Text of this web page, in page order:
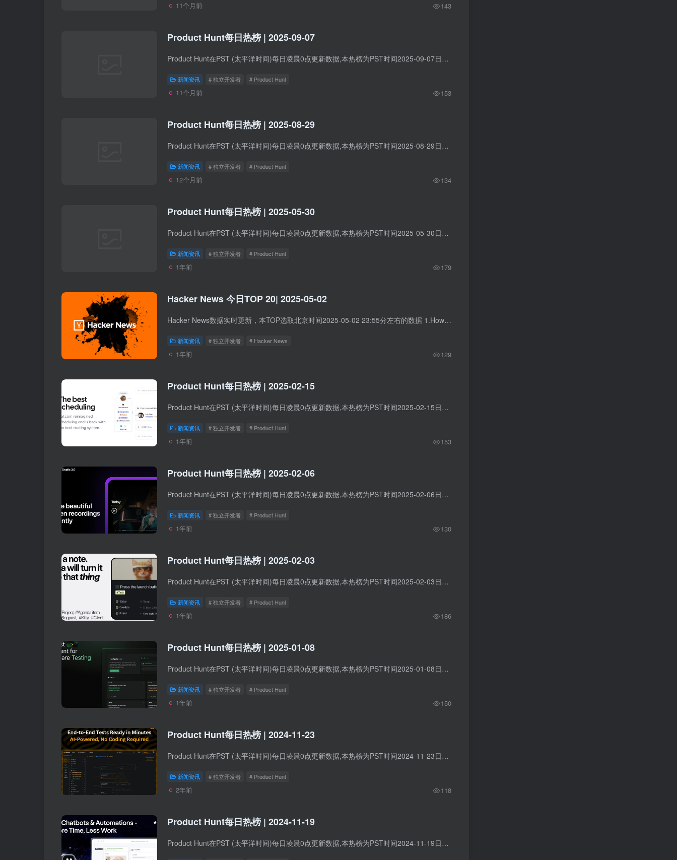
11个月前 143
Product Hunt每日热榜 | 2025-09-07
Product Hunt在PST (太平洋时间)每日凌晨0点更新数据,本热榜为PST时间2025-09-07日的数据。 1. Uxia 标语：用AI在几秒内验证您的用户流程UX与UI 介绍：Uxia让各种规模的设计和产品团队都能轻松...
新闻资讯 # 独立开发者 # Product Hunt
11个月前 153
Product Hunt每日热榜 | 2025-08-29
Product Hunt在PST (太平洋时间)每日凌晨0点更新数据,本热榜为PST时间2025-08-29日的数据。 1. Surf 标语：AI驱动的加密货币洞察与交易一体化平台 介绍：认识一下Surf——这是一款专业的AI助手...
新闻资讯 # 独立开发者 # Product Hunt
12个月前 134
Product Hunt每日热榜 | 2025-05-30
Product Hunt在PST (太平洋时间)每日凌晨0点更新数据,本热榜为PST时间2025-05-30日的数据。 1. Perplexity Labs 标语：让你的项目以前所未有的速度落地 介绍：Perplexity实验室能帮你搞定各种工...
新闻资讯 # 独立开发者 # Product Hunt
1年前 179
Hacker News 今日TOP 20| 2025-05-02
Hacker News数据实时更新，本TOP选取北京时间2025-05-02 23:55分左右的数据 1.How to live an intellectually rich life 中文标题：如何过上思想丰盈的生活 网站: utsavmamoria.substack.com HN...
新闻资讯 # 独立开发者 # Hacker News
1年前 129
Product Hunt每日热榜 | 2025-02-15
Product Hunt在PST (太平洋时间)每日凌晨0点更新数据,本热榜为PST时间2025-02-15日的数据。 1. Cal.com Routing 标语：利用智能逻辑自动安排与潜在客户的会面 介绍：📆 🔀 隆重推出Cal.com智能...
新闻资讯 # 独立开发者 # Product Hunt
1年前 153
Product Hunt每日热榜 | 2025-02-06
Product Hunt在PST (太平洋时间)每日凌晨0点更新数据,本热榜为PST时间2025-02-06日的数据。 1. Screen Studio 3.0 标语：精美屏幕录制，一键生成可分享链接 介绍：轻松制作精彩录屏，一键生成链...
新闻资讯 # 独立开发者 # Product Hunt
1年前 130
Product Hunt每日热榜 | 2025-02-03
Product Hunt在PST (太平洋时间)每日凌晨0点更新数据,本热榜为PST时间2025-02-03日的数据。 1. Tana 标语：让语音与人工智能助力你的笔记工作 介绍：专为科技达人打造的AI原生工作空间，助您轻...
新闻资讯 # 独立开发者 # Product Hunt
1年前 186
Product Hunt每日热榜 | 2025-01-08
Product Hunt在PST (太平洋时间)每日凌晨0点更新数据,本热榜为PST时间2025-01-08日的数据。 1. TestSprite 1.0 标语：首个AI代理实现全流程软件测试自动化 介绍：TestSprite 是专为小型及成长中...
新闻资讯 # 独立开发者 # Product Hunt
1年前 150
Product Hunt每日热榜 | 2024-11-23
Product Hunt在PST (太平洋时间)每日凌晨0点更新数据,本热榜为PST时间2024-11-23日的数据。 1. AutoFlow Studio 标语：借助AI驱动的简化QA，更快交付，更智能测试 介绍：用AI革新你的测试流程。...
新闻资讯 # 独立开发者 # Product Hunt
2年前 118
Product Hunt每日热榜 | 2024-11-19
Product Hunt在PST (太平洋时间)每日凌晨0点更新数据,本热榜为PST时间2024-11-19日的数据。 1. Superchat 标语：适用于WhatsApp商业版、Instagram等平台的AI助手 介绍：Superchat能自动处理您的...